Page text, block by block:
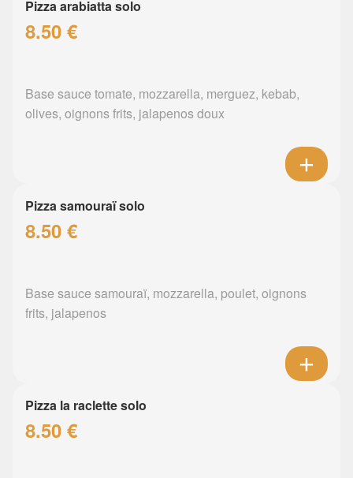
Pizza arabiatta solo
8.50 €
Base sauce tomate, mozzarella, merguez, kebab,
olives, oignons frits, jalapenos doux
Pizza samouraï solo
8.50 €
Base sauce samouraï, mozzarella, poulet, oignons
frits, jalapenos
Pizza la raclette solo
8.50 €